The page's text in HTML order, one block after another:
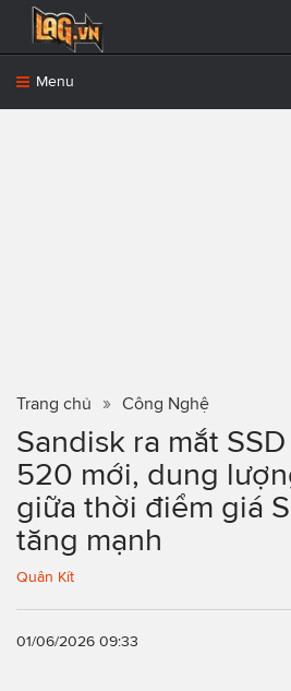
Menu
Trang chủ Công Nghệ
Sandisk ra mắt
520 mới, dung
giữa thời điểm giá
tăng mạnh
Quân Kít
01/06/2026 09:33